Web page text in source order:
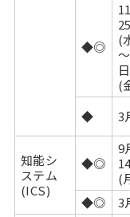
◆◎
(
日
(
◆ 3
知能シ
ステム
(ICS)
◆◎
9
(
◆◎
3